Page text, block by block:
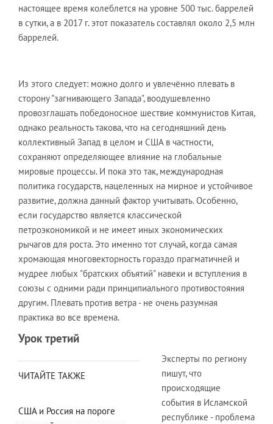
настоящее время колеблется на уровне 500 тыс. баррелей
в сутки, а в 2017 г. этот показатель составлял около 2,5 млн
баррелей.
Из этого следует: можно долго и увлечённо плевать в
сторону "загнивающего Запада", воодушевленно
провозглашать победоносное шествие коммунистов Китая,
однако реальность такова, что на сегодняшний день
коллективный Запад в целом и США в частности,
сохраняют определяющее влияние на глобальные
мировые процессы. И пока это так, международная
политика государств, нацеленных на мирное и устойчивое
развитие, должна данный фактор учитывать. Особенно,
если государство является классической
петроэкономикой и не имеет иных экономических
рычагов для роста. Это именно тот случай, когда самая
хромающая многовекторность гораздо прагматичней и
мудрее любых "братских объятий" навеки и вступления в
союзы с одними ради принципиального противостояния
другим. Плевать против ветра - не очень разумная
практика во все времена.
Урок третий
ЧИТАЙТЕ ТАКЖЕ
США и Россия на пороге
Эксперты по региону
пишут, что
происходящие
события в Исламской
республике - проблема